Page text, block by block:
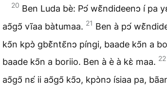
20 Ben Luda bè: Pↄ́ wɛ̃̀ndideenↄ í pa
aↄ̃gↄ̃ vĩaa bàtumaa. 21 Ben à pↄ́
kↄ̃n kpↄ̀ gbɛ̃̀ntɛ̃nↄ píngi, baade kↄ̃n a
baade kↄ̃n a boriio. Ben à è à kɛ̀ maa. 22
aↄ̃gↄ̃ nɛ́ ii aↄ̃gↄ̃ kↄ̃ↄ, kpↄ̀nↄ ísiaa pa,